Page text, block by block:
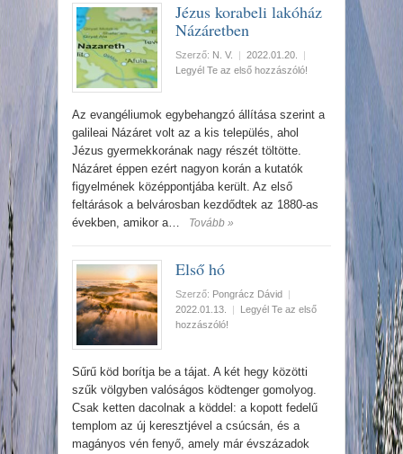
Jézus korabeli lakóház
Názáretben
Szerző: N. V. | 2022.01.20.
|
Legyél Te az első hozzászóló!
Az evangéliumok egybehangzó állítása szerint a
galileai Názáret volt az a kis település, ahol
Jézus gyermekkorának nagy részét töltötte.
Názáret éppen ezért nagyon korán a kutatók
figyelmének középpontjába került. Az első
feltárások a belvárosban kezdődtek az 1880-as
években, amikor a…
Tovább »
Első hó
Szerző: Pongrácz Dávid |
2022.01.13.
|
Legyél Te az első
hozzászóló!
Sűrű köd borítja be a tájat. A két hegy közötti
szűk völgyben valóságos ködtenger gomolyog.
Csak ketten dacolnak a köddel: a kopott fedelű
templom az új keresztjével a csúcsán, és a
magányos vén fenyő, amely már évszázadok